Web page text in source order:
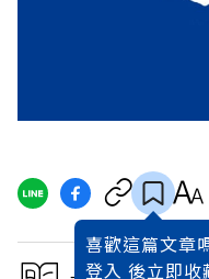
喜歡這篇文章
登入 後立即收